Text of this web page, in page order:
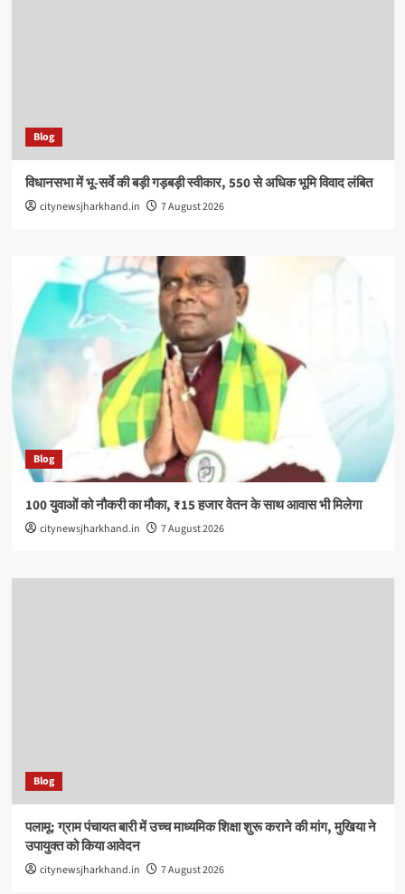
Blog
विधानसभा में भू-सर्वे की बड़ी गड़बड़ी स्वीकार, 550 से अधिक भूमि विवाद लंबित
citynewsjharkhand.in 7 August 2026
Blog
100 युवाओं को नौकरी का मौका, ₹15 हजार वेतन के साथ आवास भी मिलेगा
citynewsjharkhand.in 7 August 2026
Blog
पलामू: ग्राम पंचायत बारी में उच्च माध्यमिक शिक्षा शुरू कराने की मांग, मुखिया ने
उपायुक्त को किया आवेदन
citynewsjharkhand.in 7 August 2026